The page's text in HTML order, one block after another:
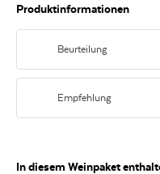
Produktinformationen
Beurteilung
Mit diesem Probierpaket
Trinkvergnügen bereiten werden.
Empfehlung
In diesem Weinpaket